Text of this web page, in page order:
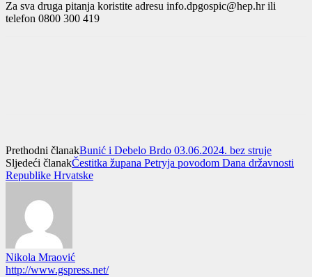
Za sva druga pitanja koristite adresu info.dpgospic@hep.hr ili
telefon 0800 300 419
Prethodni članakBunić i Debelo Brdo 03.06.2024. bez struje
Sljedeći članakČestitka župana Petryja povodom Dana državnosti
Republike Hrvatske
Nikola Mraović
http://www.gspress.net/